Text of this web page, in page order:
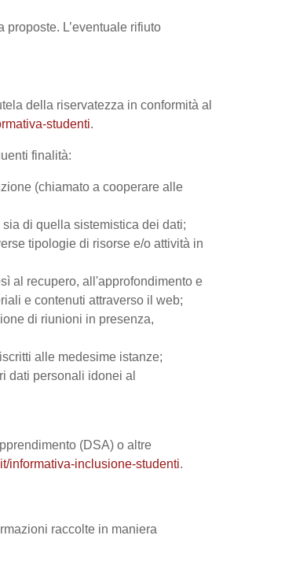
L’eventuale rifiuto
della riservatezza in conformità al
studenti.
finalità:
(chiamato a cooperare alle
di quella sistemistica dei dati;
tipologie di risorse e/o attività in
al recupero, all'approfondimento e
e contenuti attraverso il web;
di riunioni in presenza,
alle medesime istanze;
dati personali idonei al
(DSA) o altre
informativa-inclusione-studenti.
raccolte in maniera